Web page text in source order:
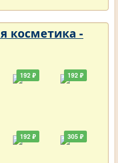
косметика -
192 ₽
192 ₽
192 ₽
305 ₽